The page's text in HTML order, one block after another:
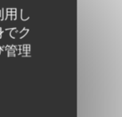
し
ク
管理